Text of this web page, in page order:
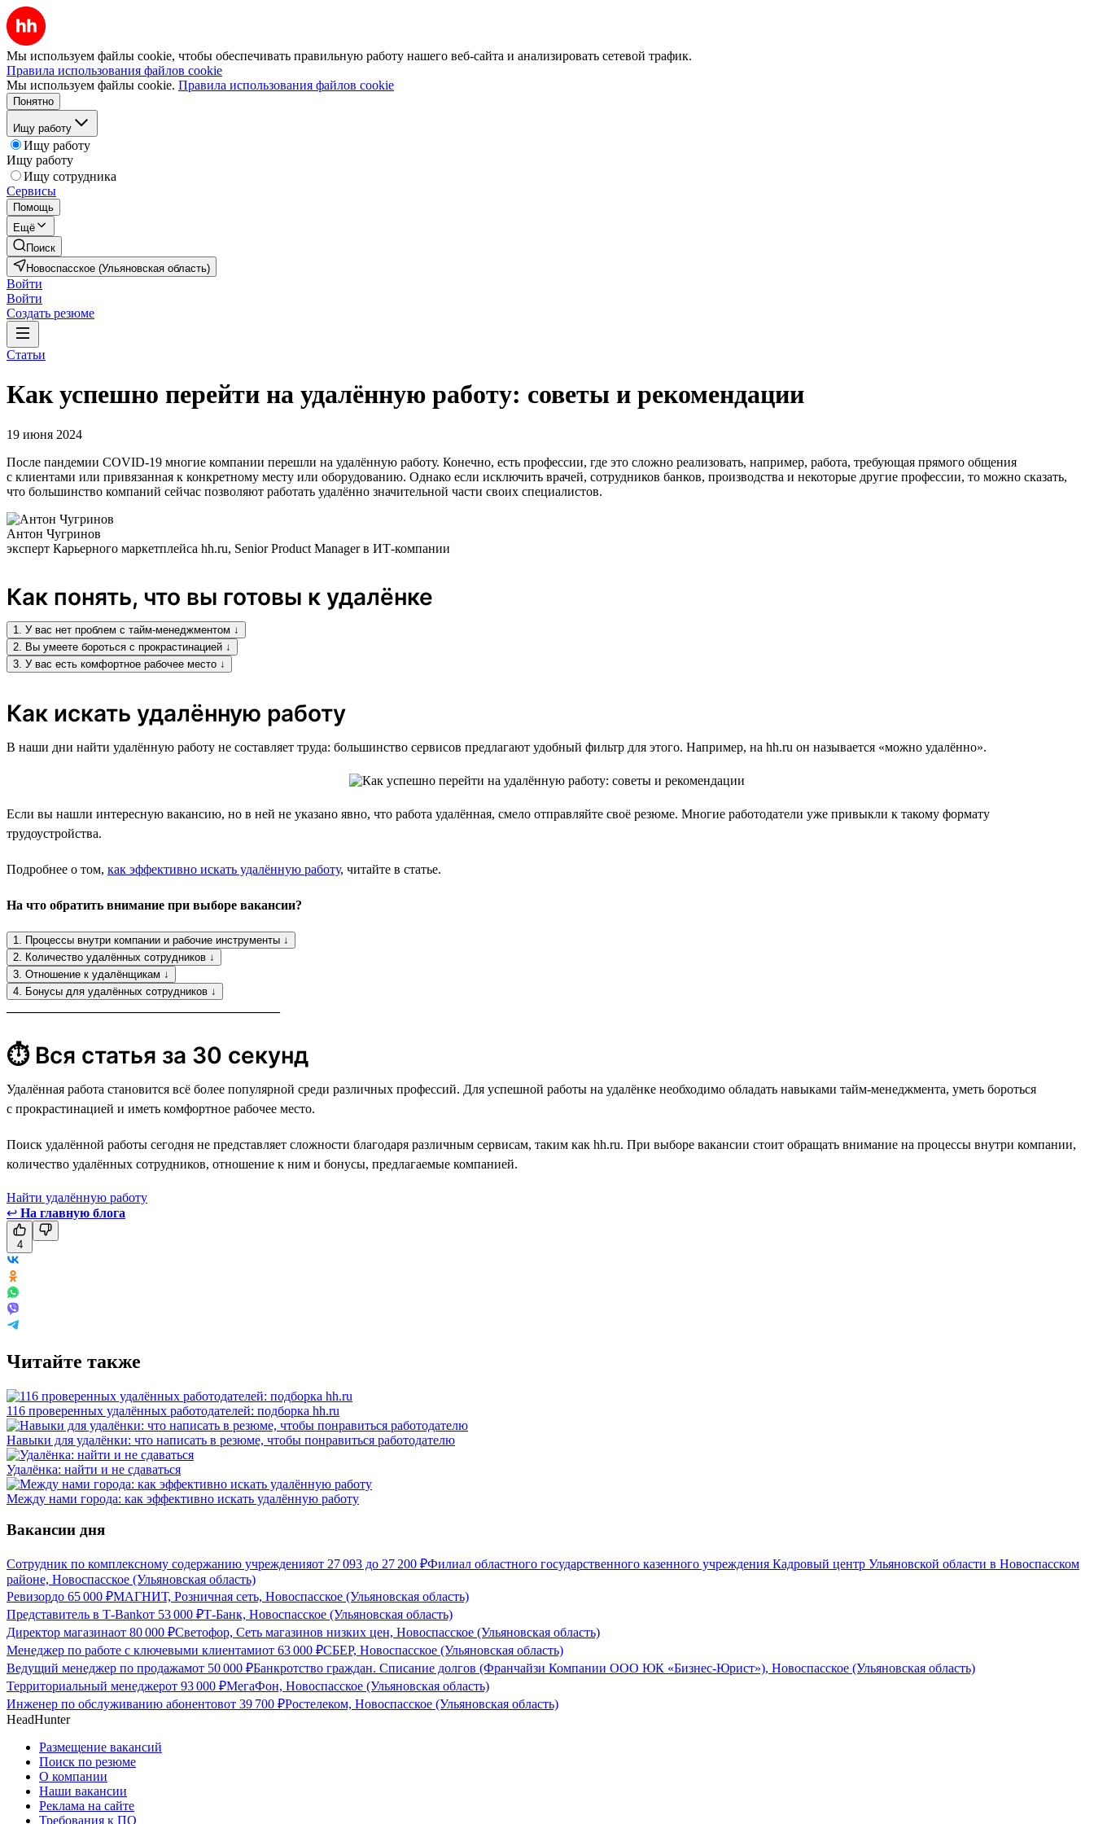
Мы используем файлы cookie, чтобы обеспечивать правильную работу нашего веб-сайта и анализировать сетевой трафик.
Правила использования файлов cookie
Мы используем файлы cookie. Правила использования файлов cookie
Понятно
Ищу работу
Ищу работу
Ищу работу
Ищу сотрудника
Сервисы
Помощь
Ещё
Поиск
Новоспасское (Ульяновская область)
Войти
Войти
Создать резюме
Статьи
Как успешно перейти на удалённую работу: советы и рекомендации
19 июня 2024
После пандемии COVID-19 многие компании перешли на удалённую работу. Конечно, есть профессии, где это сложно реализовать, например, работа, требующая прямого общения
с клиентами или привязанная к конкретному месту или оборудованию. Однако если исключить врачей, сотрудников банков, производства и некоторые другие профессии, то можно сказать,
что большинство компаний сейчас позволяют работать удалённо значительной части своих специалистов.
Антон Чугринов
эксперт Карьерного маркетплейса hh.ru, Senior Product Manager в ИТ-компании
Как понять, что вы готовы к удалёнке
1. У вас нет проблем с тайм-менеджментом ↓
2. Вы умеете бороться с прокрастинацией ↓
3. У вас есть комфортное рабочее место ↓
Как искать удалённую работу
В наши дни найти удалённую работу не составляет труда: большинство сервисов предлагают удобный фильтр для этого. Например, на hh.ru он называется «можно удалённо».
Если вы нашли интересную вакансию, но в ней не указано явно, что работа удалённая, смело отправляйте своё резюме. Многие работодатели уже привыкли к такому формату
трудоустройства.
Подробнее о том, как эффективно искать удалённую работу, читайте в статье.
На что обратить внимание при выборе вакансии?
1. Процессы внутри компании и рабочие инструменты ↓
2. Количество удалённых сотрудников ↓
3. Отношение к удалёнщикам ↓
4. Бонусы для удалённых сотрудников ↓
⏱ Вся статья за 30 секунд
Удалённая работа становится всё более популярной среди различных профессий. Для успешной работы на удалёнке необходимо обладать навыками тайм-менеджмента, уметь бороться
с прокрастинацией и иметь комфортное рабочее место.
Поиск удалённой работы сегодня не представляет сложности благодаря различным сервисам, таким как hh.ru. При выборе вакансии стоит обращать внимание на процессы внутри компании,
количество удалённых сотрудников, отношение к ним и бонусы, предлагаемые компанией.
Найти удалённую работу
↩ На главную блога
4
Читайте также
116 проверенных удалённых работодателей: подборка hh.ru
Навыки для удалёнки: что написать в резюме, чтобы понравиться работодателю
Удалёнка: найти и не сдаваться
Между нами города: как эффективно искать удалённую работу
Вакансии дня
Сотрудник по комплексному содержанию учрежденияот 27 093 до 27 200 ₽Филиал областного государственного казенного учреждения Кадровый центр Ульяновской области в Новоспасском
районе, Новоспасское (Ульяновская область)
Ревизордо 65 000 ₽МАГНИТ, Розничная сеть, Новоспасское (Ульяновская область)
Представитель в Т-Bankот 53 000 ₽Т-Банк, Новоспасское (Ульяновская область)
Директор магазинаот 80 000 ₽Светофор, Сеть магазинов низких цен, Новоспасское (Ульяновская область)
Менеджер по работе с ключевыми клиентамиот 63 000 ₽СБЕР, Новоспасское (Ульяновская область)
Ведущий менеджер по продажамот 50 000 ₽Банкротство граждан. Списание долгов (Франчайзи Компании ООО ЮК «Бизнес-Юрист»), Новоспасское (Ульяновская область)
Территориальный менеджерот 93 000 ₽МегаФон, Новоспасское (Ульяновская область)
Инженер по обслуживанию абонентовот 39 700 ₽Ростелеком, Новоспасское (Ульяновская область)
HeadHunter
Размещение вакансий
Поиск по резюме
О компании
Наши вакансии
Реклама на сайте
Требования к ПО